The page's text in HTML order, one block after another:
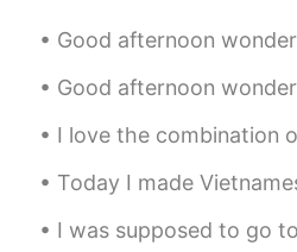
Good afternoon wonderful people! Here is a new tongue
Good afternoon wonderful people! It is tongue
I love the combination of salty, sour and spicy.
Today I made Vietnamese Shaking Beef for the first
I was supposed to go to Seoul next month for my